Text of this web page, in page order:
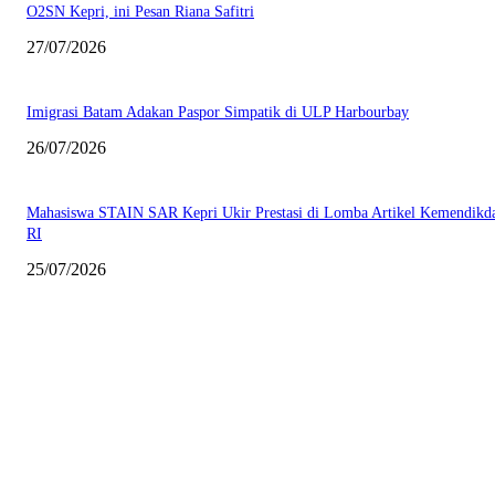
O2SN Kepri, ini Pesan Riana Safitri
27/07/2026
Imigrasi Batam Adakan Paspor Simpatik di ULP Harbourbay
26/07/2026
Mahasiswa STAIN SAR Kepri Ukir Prestasi di Lomba Artikel
RI
25/07/2026